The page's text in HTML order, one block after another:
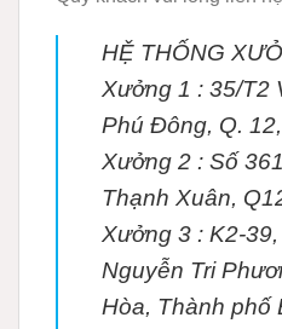
HỆ THỐNG
Xưởng 1 : 35/T2
Phú Đông, Q.
Xưởng 2 : Số
Thạnh Xuân,
Xưởng 3 : K2-
Nguyễn Tri
Hòa, Thành phố